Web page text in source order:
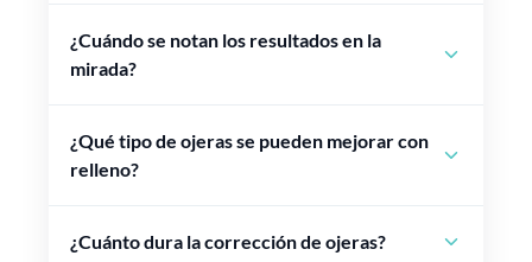
¿Cuándo se notan los resultados en la
mirada?
¿Qué tipo de ojeras se pueden mejorar con
relleno?
¿Cuánto dura la corrección de ojeras?